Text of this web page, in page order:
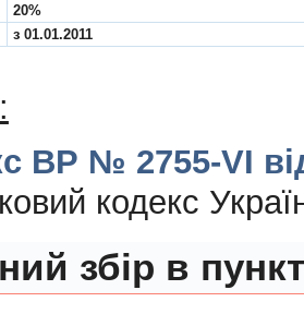
20%
з 01.01.2011
ВР № 2755-VI
кодекс
збір в